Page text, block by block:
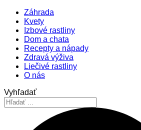
Záhrada
Kvety
Izbové rastliny
Dom a chata
Recepty a nápady
Zdravá výživa
Liečivé rastliny
O nás
Vyhľadať